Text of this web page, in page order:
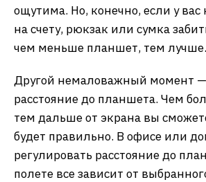
ощутима. Но, конечно, если у
на счету, рюкзак или сумка
чем меньше планшет, тем лучше.
Другой немаловажный момент
расстояние до планшета. Чем
тем дальше от экрана вы
будет правильно. В офисе или
регулировать расстояние до
полете все зависит от